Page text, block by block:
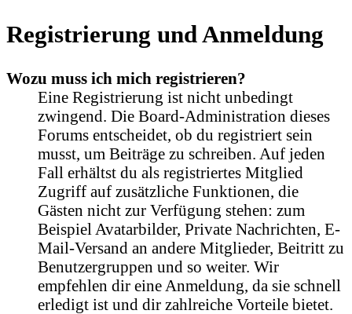
Registrierung und Anmeldung
Wozu muss ich mich registrieren?
Eine Registrierung ist nicht unbedingt
zwingend. Die Board-Administration dieses
Forums entscheidet, ob du registriert sein
musst, um Beiträge zu schreiben. Auf jeden
Fall erhältst du als registriertes Mitglied
Zugriff auf zusätzliche Funktionen, die
Gästen nicht zur Verfügung stehen: zum
Beispiel Avatarbilder, Private Nachrichten, E-
Mail-Versand an andere Mitglieder, Beitritt zu
Benutzergruppen und so weiter. Wir
empfehlen dir eine Anmeldung, da sie schnell
erledigt ist und dir zahlreiche Vorteile bietet.